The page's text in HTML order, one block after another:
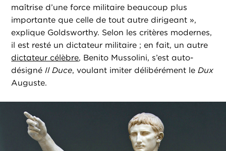
maîtrise d’une force militaire beaucoup plus
importante que celle de tout autre dirigeant »,
explique Goldsworthy. Selon les critères modernes,
il est resté un dictateur militaire ; en fait, un autre
dictateur célèbre, Benito Mussolini, s’est auto-
désignéIl Duce, voulant imiter délibérément leDux
Auguste.